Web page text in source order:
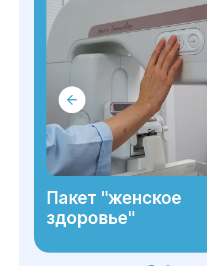
Пакет ''женское
здоровье''